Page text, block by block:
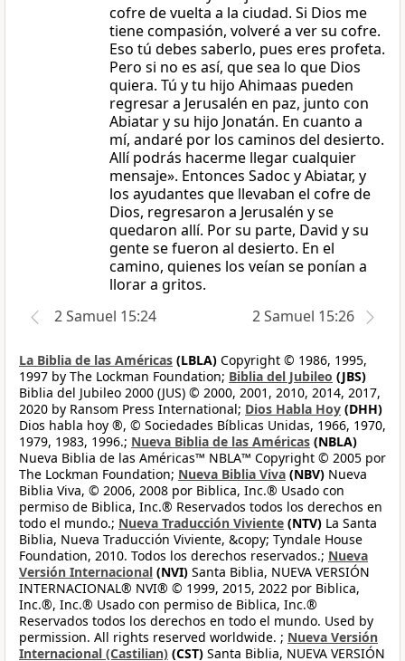
cofre de vuelta a la ciudad. Si Dios me
tiene compasión, volveré a ver su cofre.
Eso tú debes saberlo, pues eres profeta.
Pero si no es así, que sea lo que Dios
quiera. Tú y tu hijo Ahimaas pueden
regresar a Jerusalén en paz, junto con
Abiatar y su hijo Jonatán. En cuanto a
mí, andaré por los caminos del desierto.
Allí podrás hacerme llegar cualquier
mensaje». Entonces Sadoc y Abiatar, y
los ayudantes que llevaban el cofre de
Dios, regresaron a Jerusalén y se
quedaron allí. Por su parte, David y su
gente se fueron al desierto. En el
camino, quienes los veían se ponían a
llorar a gritos.
2 Samuel 15:24
2 Samuel 15:26
La Biblia de las Américas (LBLA) Copyright © 1986, 1995,
1997 by The Lockman Foundation; Biblia del Jubileo (JBS)
Biblia del Jubileo 2000 (JUS) © 2000, 2001, 2010, 2014, 2017,
2020 by Ransom Press International; Dios Habla Hoy (DHH)
Dios habla hoy ®, © Sociedades Bíblicas Unidas, 1966, 1970,
1979, 1983, 1996.; Nueva Biblia de las Américas (NBLA)
Nueva Biblia de las Américas™ NBLA™ Copyright © 2005 por
The Lockman Foundation; Nueva Biblia Viva (NBV) Nueva
Biblia Viva, © 2006, 2008 por Biblica, Inc.® Usado con
permiso de Biblica, Inc.® Reservados todos los derechos en
todo el mundo.; Nueva Traducción Viviente (NTV) La Santa
Biblia, Nueva Traducción Viviente, &copy; Tyndale House
Foundation, 2010. Todos los derechos reservados.; Nueva
Versión Internacional (NVI) Santa Biblia, NUEVA VERSIÓN
INTERNACIONAL® NVI® © 1999, 2015, 2022 por Biblica,
Inc.®, Inc.® Usado con permiso de Biblica, Inc.®
Reservados todos los derechos en todo el mundo. Used by
permission. All rights reserved worldwide. ; Nueva Versión
Internacional (Castilian) (CST) Santa Biblia, NUEVA VERSIÓN